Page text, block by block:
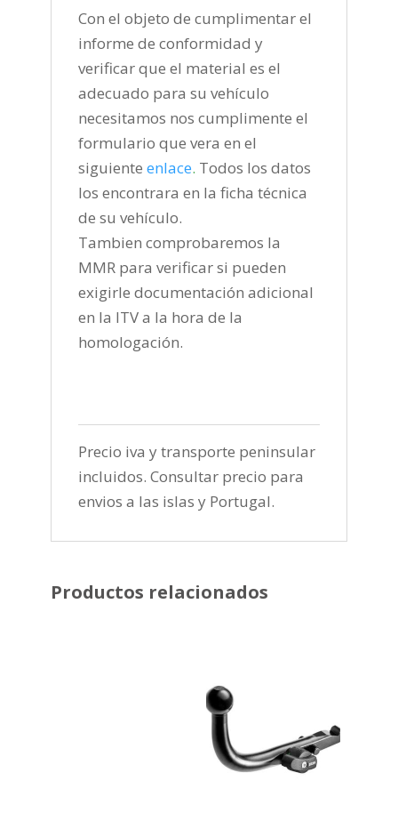
Con el objeto de cumplimentar el
informe de conformidad y
verificar que el material es el
adecuado para su vehículo
necesitamos nos cumplimente el
formulario que vera en el
siguiente enlace. Todos los datos
los encontrara en la ficha técnica
de su vehículo.
Tambien comprobaremos la
MMR para verificar si pueden
exigirle documentación adicional
en la ITV a la hora de la
homologación.
Precio iva y transporte peninsular
incluidos. Consultar precio para
envios a las islas y Portugal.
Productos relacionados